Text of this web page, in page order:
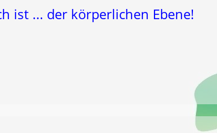
ist ... der körperlichen Ebene!